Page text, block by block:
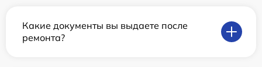
Какие документы вы выдаете после
ремонта?